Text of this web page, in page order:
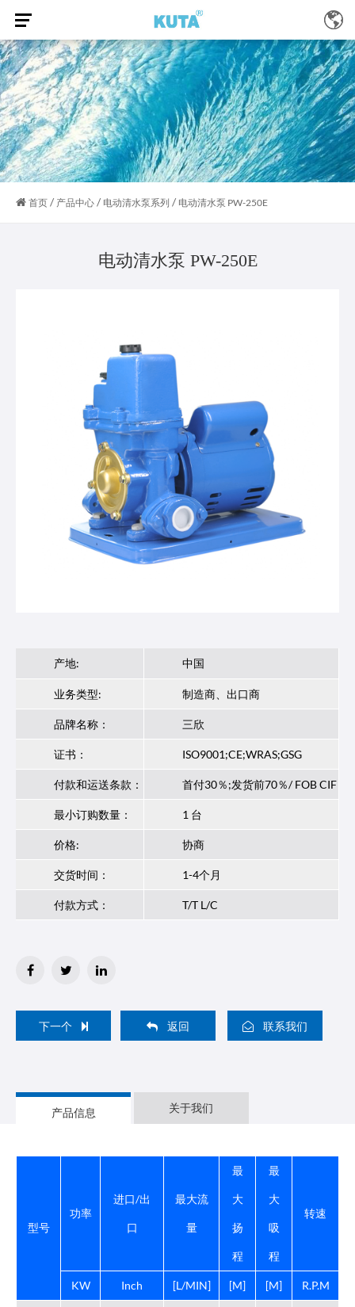
首页 / 产品中心 / 电动清水泵系列 / 电动清水泵 PW-250E
电动清水泵 PW-250E
产地: 中国
业务类型: 制造商、出口商
品牌名称： 三欣
证书： ISO9001;CE;WRAS;GSG
付款和运送条款： 首付30％;发货前70％/ FOB CIF
最小订购数量： 1 台
价格: 协商
交货时间： 1-4个月
付款方式： T/T L/C
下一个 返回 联系我们
产品信息 关于我们
型号
功率
进口/出
口
最大流
量
最
大
扬
程
最
大
吸
程
转速
KW Inch [L/MIN] [M] [M] R.P.M